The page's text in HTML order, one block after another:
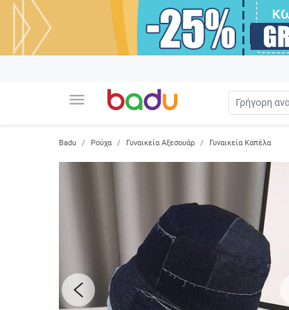
menu
Badu Ρούχα Γυναικεία Αξεσουάρ Γυναικεία Καπέλα